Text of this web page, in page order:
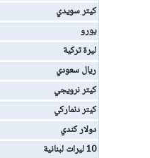
كيتر سويدي
يورو
ليرة تركية
ريال سعودي
كيتر نرويجي
كيتر دنماركي
دولار كندي
10 ليرات لبنانية